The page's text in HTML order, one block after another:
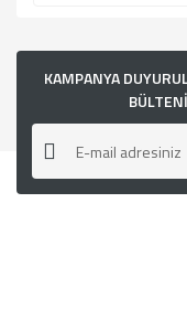
KAMPANYA